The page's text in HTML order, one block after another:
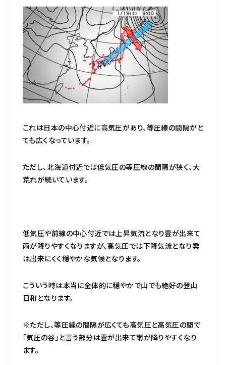
これは日本の中心付近に高気圧があり、等圧線の間隔がと
ても広くなっています。
ただし、北海道付近では低気圧の等圧線の間隔が狭く、大
荒れが続いています。
低気圧や前線の中心付近では上昇気流となり雲が出来て
雨が降りやすくなりますが、高気圧では下降気流となり雲
は出来にくく穏やかな気候となります。
こういう時は本当に全体的に穏やかで山でも絶好の登山
日和となります。
※ただし、等圧線の間隔が広くても高気圧と高気圧の間で
「気圧の谷」と言う部分は雲が出来て雨が降りやすくなり
ます。